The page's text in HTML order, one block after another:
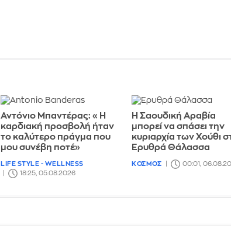
Αντόνιο Μπαντέρας: «Η
καρδιακή προσβολή ήταν
το καλύτερο πράγμα που
μου συνέβη ποτέ»
LIFE STYLE - WELLNESS
18:25, 05.08.2026
Η Σαουδική Αραβία
μπορεί να σπάσει την
κυριαρχία των Χούθι
Ερυθρά Θάλασσα
ΚΟΣΜΟΣ 00:01,